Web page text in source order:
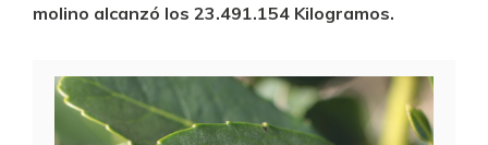
molino alcanzó los 23.491.154 Kilogramos.